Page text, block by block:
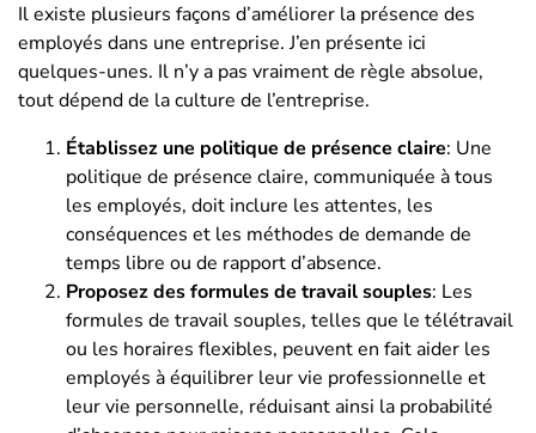
Il existe plusieurs façons d’améliorer la présence des
employés dans une entreprise. J’en présente ici
quelques-unes. Il n’y a pas vraiment de règle absolue,
tout dépend de la culture de l’entreprise.
Établissez une politique de présence claire: Une
politique de présence claire, communiquée à tous
les employés, doit inclure les attentes, les
conséquences et les méthodes de demande de
temps libre ou de rapport d’absence.
Proposez des formules de travail souples: Les
formules de travail souples, telles que le télétravail
ou les horaires flexibles, peuvent en fait aider les
employés à équilibrer leur vie professionnelle et
leur vie personnelle, réduisant ainsi la probabilité